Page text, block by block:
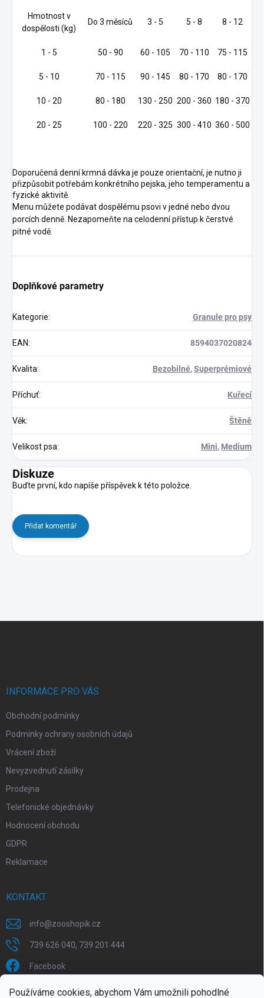
Používáme cookies, abychom Vám umožnili pohodlné
Hmotnost v
dospělosti (kg)
Do 3 měsíců 3 - 5 5 - 8 8 - 12
1 - 5 50 - 90 60 - 105 70 - 110 75 - 115
5 - 10 70 - 115 90 - 145 80 - 170 80 - 170
10 - 20 80 - 180 130 - 250 200 - 360 180 - 370
20 - 25 100 - 220 220 - 325 300 - 410 360 - 500
Doporučená denní krmná dávka je pouze orientační, je nutno ji
přizpůsobit potřebám konkrétního pejska, jeho temperamentu a
fyzické aktivitě.
Menu můžete podávat dospělému psovi v jedné nebo dvou
porcích denně. Nezapomeňte na celodenní přístup k čerstvé
pitné vodě.
Doplňkové parametry
Kategorie: Granule pro psy
EAN: 8594037020824
Kvalita: Bezobilné,Superprémiové
Příchuť: Kuřecí
Věk: Štěně
Velikost psa: Mini, Medium
Diskuze
Buďte první, kdo napíše příspěvek k této položce.
Přidat komentář
INFORMACE PRO VÁS
Obchodní podmínky
Podmínky ochrany osobních údajů
Vrácení zboží
Nevyzvednutí zásilky
Prodejna
Telefonické objednávky
Hodnocení obchodu
GDPR
Reklamace
KONTAKT
info@zooshopik.cz
739 626 040, 739 201 444
Facebook